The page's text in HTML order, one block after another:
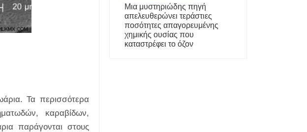
Τα περισσότερα
καραβίδων,
παράγονται στους
Μια μυστηριώδης πηγή
απελευθερώνει τεράστιες
ποσότητες απαγορευμένης
χημικής ουσίας που
καταστρέφει το όζον